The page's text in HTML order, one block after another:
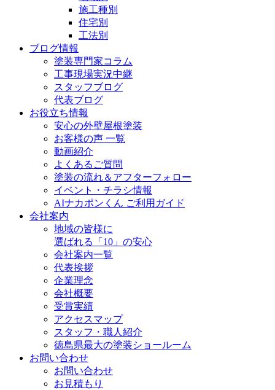
施工種別
住宅別
工法別
ブログ情報
塗装専門家コラム
工事現場実況中継
スタッフブログ
代表ブログ
お役立ち情報
安心の外壁屋根塗装
お客様の声 一覧
動画紹介
よくあるご質問
塗装の流れ＆アフターフォロー
イベント・チラシ情報
AIナカポンくん ご利用ガイド
会社案内
地域の皆様に
選ばれる「10」の安心
会社案内一覧
代表挨拶
企業理念
会社概要
受賞実績
アクセスマップ
スタッフ・職人紹介
徳島県最大の塗装ショールーム
お問い合わせ
お問い合わせ
お見積もり